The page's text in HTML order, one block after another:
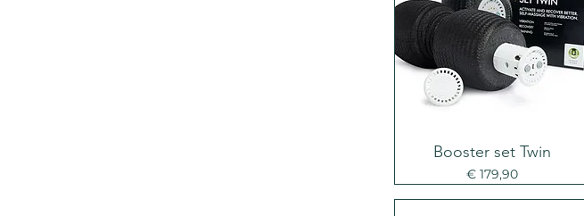
Booster set Twin
Prijs
€ 179,90